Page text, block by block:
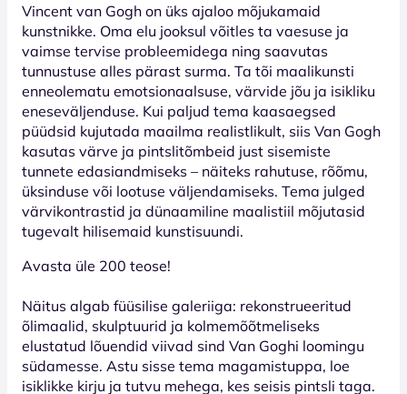
Vincent van Gogh on üks ajaloo mõjukamaid
kunstnikke. Oma elu jooksul võitles ta vaesuse ja
vaimse tervise probleemidega ning saavutas
tunnustuse alles pärast surma. Ta tõi maalikunsti
enneolematu emotsionaalsuse, värvide jõu ja isikliku
eneseväljenduse. Kui paljud tema kaasaegsed
püüdsid kujutada maailma realistlikult, siis Van Gogh
kasutas värve ja pintslitõmbeid just sisemiste
tunnete edasiandmiseks – näiteks rahutuse, rõõmu,
üksinduse või lootuse väljendamiseks. Tema julged
värvikontrastid ja dünaamiline maalistiil mõjutasid
tugevalt hilisemaid kunstisuundi.
Avasta üle 200 teose!
Näitus algab füüsilise galeriiga: rekonstrueeritud
õlimaalid, skulptuurid ja kolmemõõtmeliseks
elustatud lõuendid viivad sind Van Goghi loomingu
südamesse. Astu sisse tema magamistuppa, loe
isiklikke kirju ja tutvu mehega, kes seisis pintsli taga.